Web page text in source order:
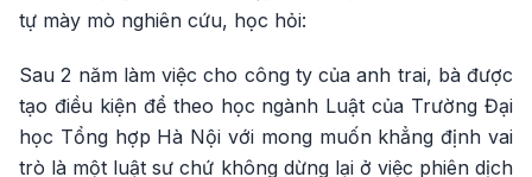
tự mày mò nghiên cứu, học hỏi:
Sau 2 năm làm việc cho công ty của anh trai, bà được
tạo điều kiện để theo học ngành Luật của Trường Đại
học Tổng hợp Hà Nội với mong muốn khẳng định vai
trò là một luật sư chứ không dừng lại ở việc phiên dịch